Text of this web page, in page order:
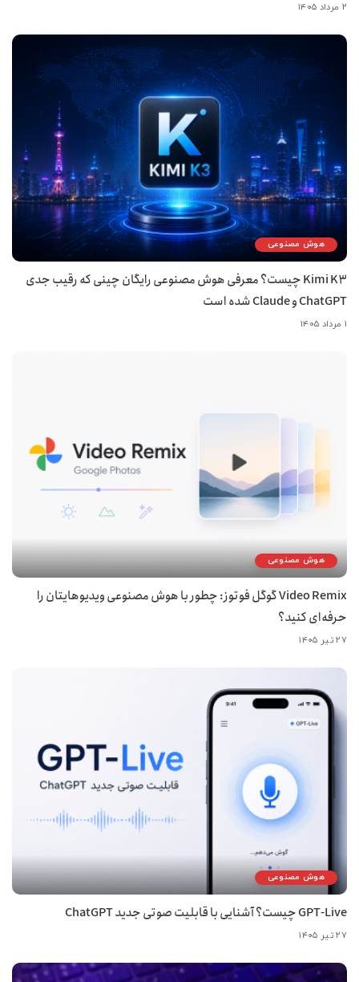
۲ مرداد ۱۴۰۵
هوش مصنوعی
Kimi K3 چیست؟ معرفی هوش مصنوعی رایگان چینی که رقیب جدی
ChatGPT و Claude شده است
۱ مرداد ۱۴۰۵
هوش مصنوعی
Video Remix گوگل فوتوز: چطور با هوش مصنوعی ویدیوهایتان را
حرفه‌ای کنید؟
۲۷ تیر ۱۴۰۵
هوش مصنوعی
GPT-Live چیست؟ آشنایی با قابلیت صوتی جدید ChatGPT
۲۷ تیر ۱۴۰۵